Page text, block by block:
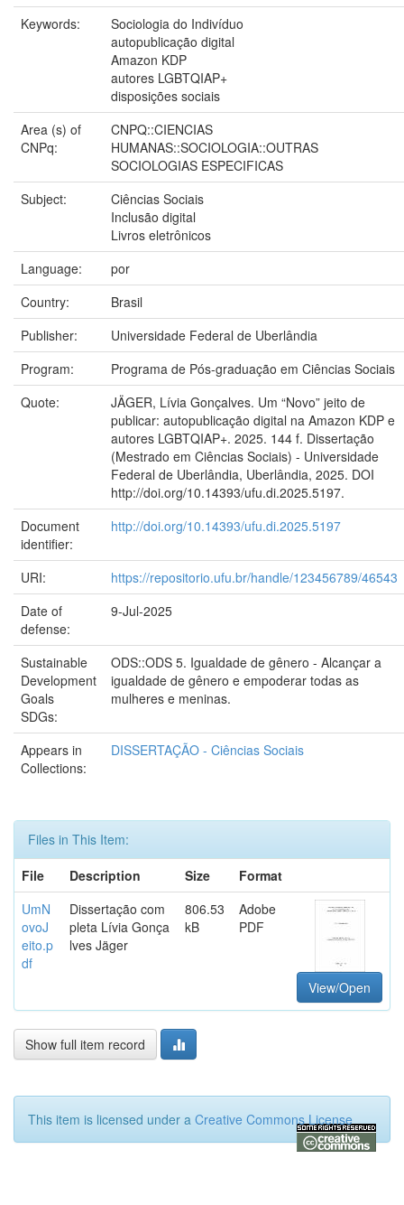
Keywords:
Sociologia do Indivíduo
autopublicação digital
Amazon KDP
autores LGBTQIAP+
disposições sociais
Area (s) of
CNPq:
CNPQ::CIENCIAS
HUMANAS::SOCIOLOGIA::OUTRAS
SOCIOLOGIAS ESPECIFICAS
Subject:
Ciências Sociais
Inclusão digital
Livros eletrônicos
Language:
por
Country:
Brasil
Publisher:
Universidade Federal de Uberlândia
Program:
Programa de Pós-graduação em Ciências Sociais
Quote:
JÄGER, Lívia Gonçalves. Um “Novo” jeito de
publicar: autopublicação digital na Amazon KDP e
autores LGBTQIAP+. 2025. 144 f. Dissertação
(Mestrado em Ciências Sociais) - Universidade
Federal de Uberlândia, Uberlândia, 2025. DOI
http://doi.org/10.14393/ufu.di.2025.5197.
Document
identifier:
http://doi.org/10.14393/ufu.di.2025.5197
URI:
https://repositorio.ufu.br/handle/123456789/46543
Date of
defense:
9-Jul-2025
Sustainable
Development
Goals
SDGs:
ODS::ODS 5. Igualdade de gênero - Alcançar a
igualdade de gênero e empoderar todas as
mulheres e meninas.
Appears in
Collections:
DISSERTAÇÃO - Ciências Sociais
Files in This Item:
File
Description Size
Format
UmN
ovoJ
eito.p
df
Dissertação com
pleta Lívia Gonça
lves Jäger
806.53
kB
Adobe
PDF
View/Open
Show full item record
This item is licensed under a Creative Commons License